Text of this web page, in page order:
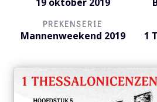
PREKENSERIE
Mannenweekend 2019 1